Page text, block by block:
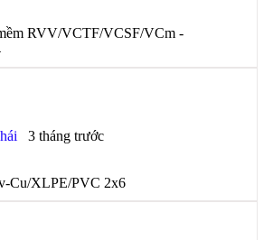
RVV/VCTF/VCSF/VCm -
3 tháng trước
Cu/XLPE/PVC 2x6